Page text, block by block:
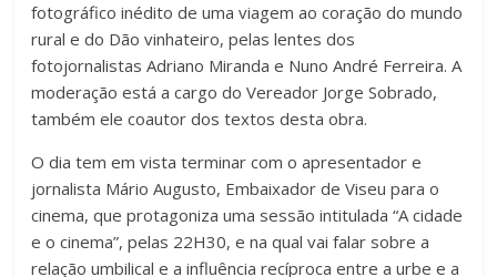
fotográfico inédito de uma viagem ao coração do mundo
rural e do Dão vinhateiro, pelas lentes dos
fotojornalistas Adriano Miranda e Nuno André Ferreira. A
moderação está a cargo do Vereador Jorge Sobrado,
também ele coautor dos textos desta obra.
O dia tem em vista terminar com o apresentador e
jornalista Mário Augusto, Embaixador de Viseu para o
cinema, que protagoniza uma sessão intitulada “A cidade
e o cinema”, pelas 22H30, e na qual vai falar sobre a
relação umbilical e a influência recíproca entre a urbe e a